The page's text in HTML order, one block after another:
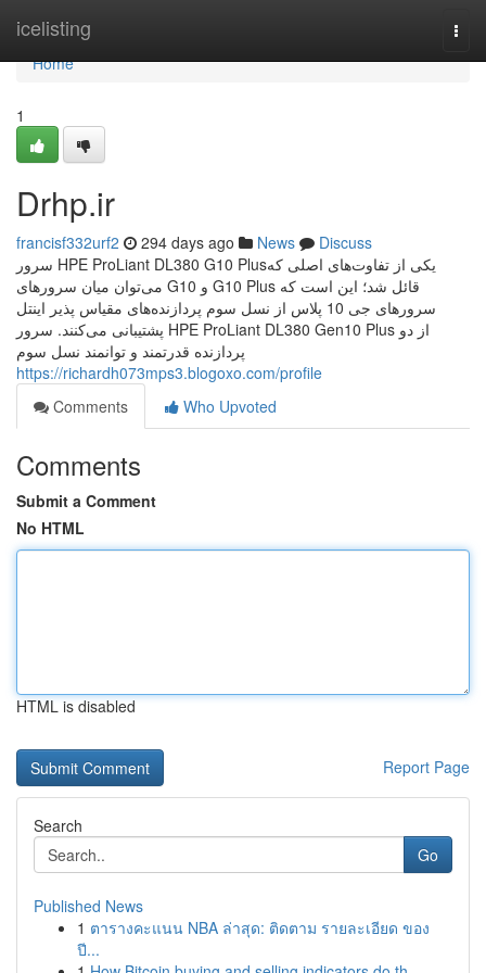
icelisting
Home
Home
1
Drhp.ir
francisf332urf2 294 days ago News
Discuss
سرور HPE ProLiant DL380 G10 Plusیکی از تفاوت‌های اصلی که
می‌توان میان سرورهای G10 و G10 Plus قائل شد؛ این است که
سرورهای جی 10 پلاس از نسل سوم پردازنده‌های مقیاس پذیر اینتل
پشتیبانی می‌کنند. سرور HPE ProLiant DL380 Gen10 Plus از دو
پردازنده قدرتمند و توانمند نسل سوم
https://richardh073mps3.blogoxo.com/profile
Comments
Who Upvoted
Comments
Submit a Comment
No HTML
HTML is disabled
Report Page
Search
Go
Published News
1 ตารางคะแนน NBA ล่าสุด: ติดตาม รายละเอียด ของ
ปี...